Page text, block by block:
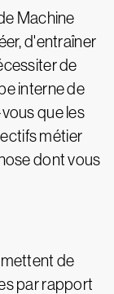
Machine
d'entraîner
de
interne de
que les
métier
dont vous
de
par rapport